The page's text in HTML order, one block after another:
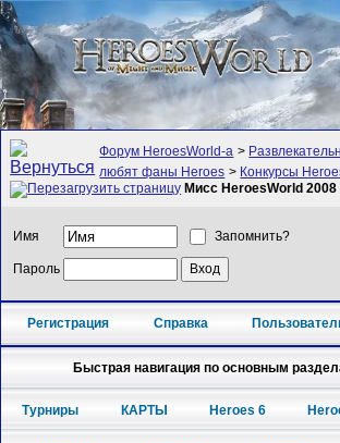
Форум HeroesWorld-а >
любят фаны Heroes > Конкурсы
Мисс HeroesWorld 2008
Имя Запомнить?
Пароль
Регистрация Справка
Быстрая навигация по основным
Турниры КАРТЫ Heroes 6